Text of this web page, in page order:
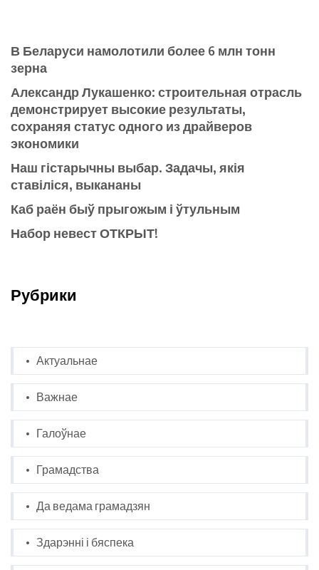
В Беларуси намолотили более 6 млн тонн
зерна
Александр Лукашенко: строительная отрасль
демонстрирует высокие результаты,
сохраняя статус одного из драйверов
экономики
Наш гістарычны выбар. Задачы, якія
ставіліся, выкананы
Каб раён быў прыгожым і ўтульным
Набор невест ОТКРЫТ!
Рубрики
Актуальнае
Важнае
Галоўнае
Грамадства
Да ведама грамадзян
Здарэнні і бяспека